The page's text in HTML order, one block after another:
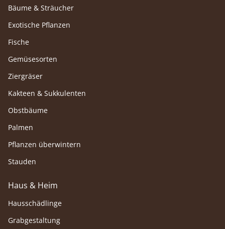
Bäume & Sträucher
Exotische Pflanzen
Fische
Gemüsesorten
Ziergräser
Kakteen & Sukkulenten
Obstbäume
Palmen
Pflanzen überwintern
Stauden
Haus & Heim
Hausschädlinge
Grabgestaltung